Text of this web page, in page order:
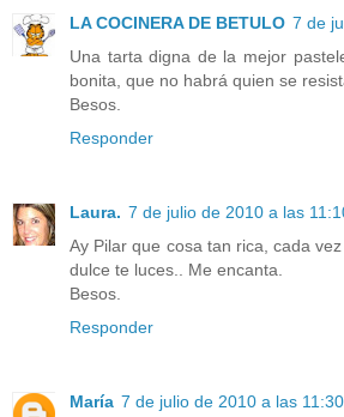
LA COCINERA DE BETULO 7 de
Una tarta digna de la mejor
bonita, que no habrá quien se
Besos.
Responder
Laura. 7 de julio de 2010 a las
Ay Pilar que cosa tan rica, cada
dulce te luces.. Me encanta.
Besos.
Responder
María 7 de julio de 2010 a las 11:30